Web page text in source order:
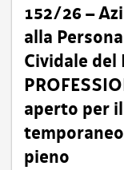
152/26 –
alla
Cividale del
aperto per
pieno